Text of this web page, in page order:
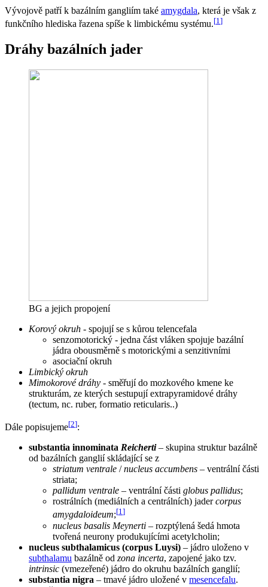
Vývojově patří k bazálním gangliím také amygdala, která je však z
funkčního hlediska řazena spíše k limbickému systému.[1 ]
Dráhy bazálních jader
BG a jejich propojení
Korový okruh - spojují se s kůrou telencefala
senzomotorický - jedna část vláken spojuje bazální
jádra obousměrně s motorickými a senzitivními
asociační okruh
Limbický okruh
Mimokorové dráhy - směřují do mozkového kmene ke
strukturám, ze kterých sestupují extrapyramidové dráhy
(tectum, nc. ruber, formatio reticularis..)
Dále popisujeme[2]:
substantia innominata Reicherti– skupina struktur bazálně
od bazálních ganglií skládající se z
striatum ventrale /nucleus accumbens – ventrální části
striata;
pallidum ventrale – ventrální části globus pallidus;
rostrálních (mediálních a centrálních) jadercorpus
amygdaloideum;[1]
nucleus basalis Meynerti – rozptýlená šedá hmota
tvořená neurony produkujícími acetylcholin;
nucleus subthalamicus (corpus Luysi) – jádro uloženo v
subthalamu bazálně od zona incerta, zapojené jako tzv.
intrinsic (vmezeřené) jádro do okruhu bazálních ganglií;
substantia nigra – tmavé jádro uložené v mesencefalu.